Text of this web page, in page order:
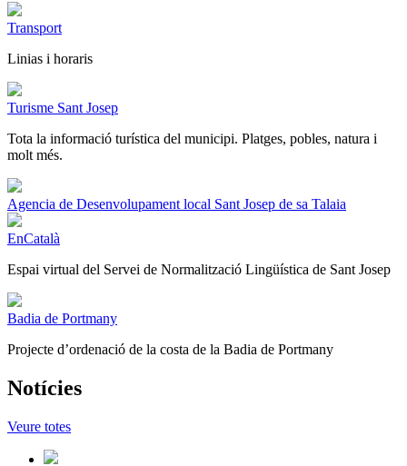
Transport
Linias i horaris
Turisme Sant Josep
Tota la informació turística del municipi. Platges, pobles, natura i
molt més.
Agencia de Desenvolupament local Sant Josep de sa Talaia
EnCatalà
Espai virtual del Servei de Normalització Lingüística de Sant Josep
Badia de Portmany
Projecte d’ordenació de la costa de la Badia de Portmany
Notícies
Veure totes